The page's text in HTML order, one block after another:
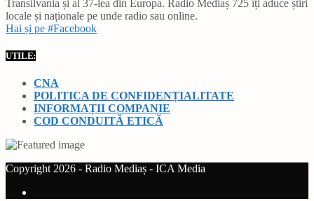
Transilvania și al 37-lea din Europa. Radio Mediaș 725 îți aduce știri
locale și naționale pe unde radio sau online.
Hai și pe #Facebook
UTILE:
CNA
POLITICA DE CONFIDENȚIALITATE
INFORMAȚII COMPANIE
COD CONDUITĂ ETICĂ
Copyright 2026 - Radio Mediaș - ICA Media